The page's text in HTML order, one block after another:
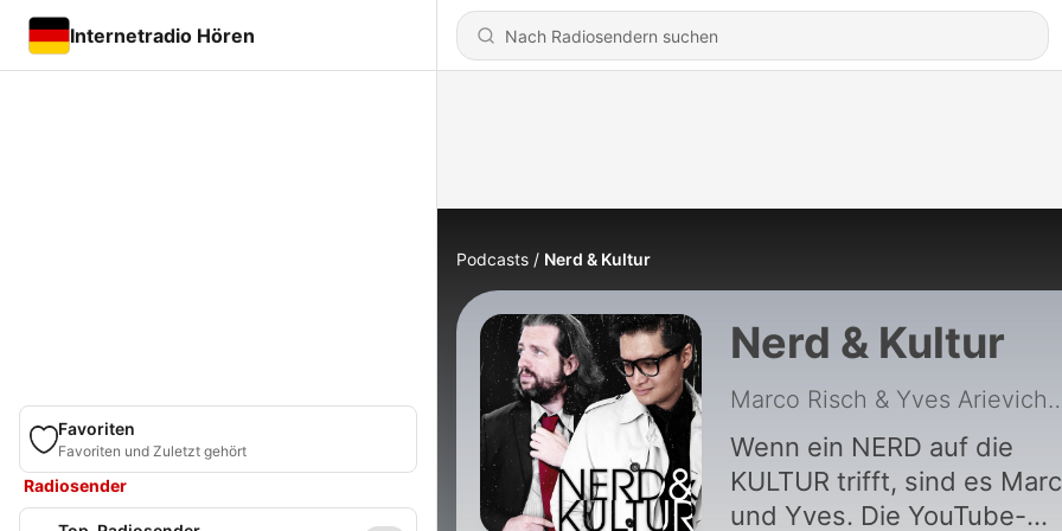
Internetradio Hören
Favoriten
Favoriten und Zuletzt gehört
Radiosender
Podcasts Nerd & Kultur
Nerd & Kultur
Marco Risch
Wenn ein NERD auf die
KULTUR trifft, sind es
und Yves. Die YouTube-